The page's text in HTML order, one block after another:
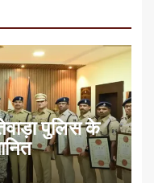
पुलिस के